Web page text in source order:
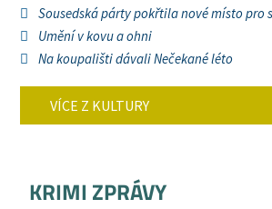
Sousedská párty pokřtila nové místo pro
Umění v kovu a ohni
Na koupališti dávali Nečekané léto
VÍCE Z KULTURY
KRIMI ZPRÁVY